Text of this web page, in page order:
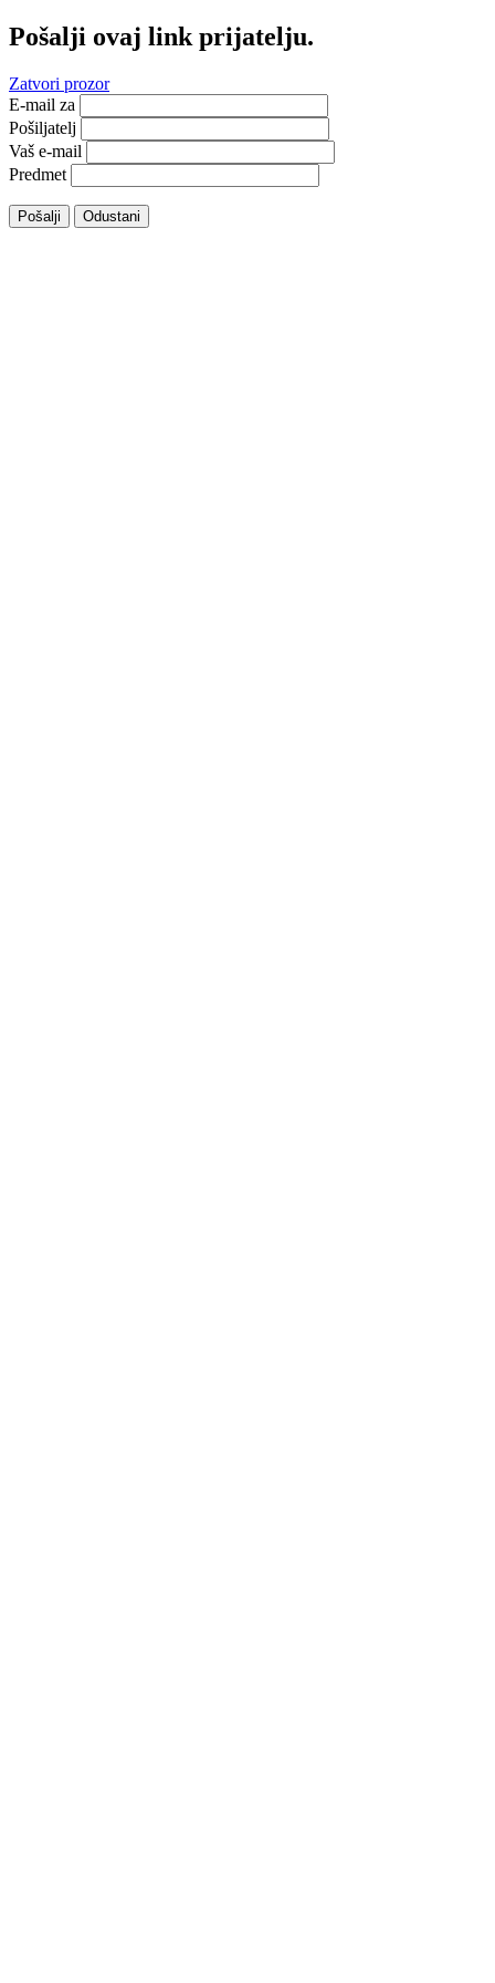
Pošalji ovaj link prijatelju.
Zatvori prozor
E-mail za
Pošiljatelj
Vaš e-mail
Predmet
Pošalji Odustani